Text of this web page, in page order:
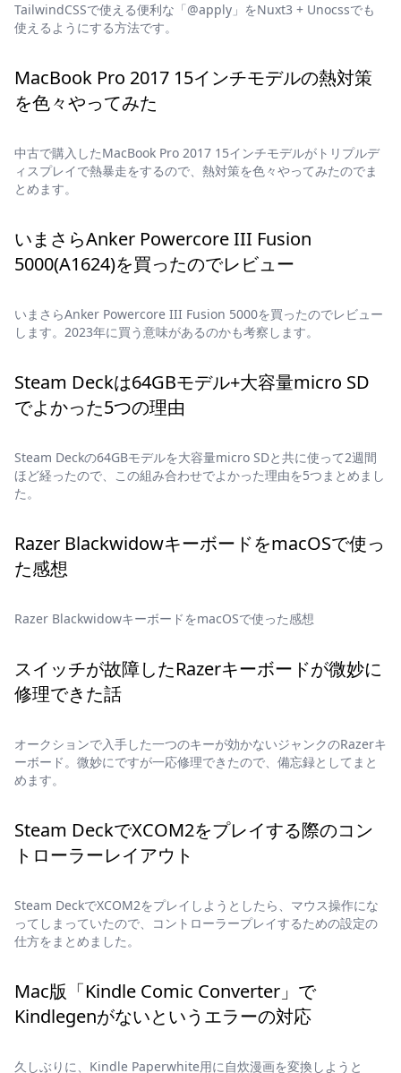
TailwindCSSで使える便利な「@apply」をNuxt3 + Unocssでも
使えるようにする方法です。
MacBook Pro 2017 15インチモデルの熱対策
を色々やってみた
中古で購入したMacBook Pro 2017 15インチモデルがトリプルデ
ィスプレイで熱暴走をするので、熱対策を色々やってみたのでま
とめます。
いまさらAnker Powercore III Fusion
5000(A1624)を買ったのでレビュー
いまさらAnker Powercore III Fusion 5000を買ったのでレビュー
します。2023年に買う意味があるのかも考察します。
Steam Deckは64GBモデル+大容量micro SD
でよかった5つの理由
Steam Deckの64GBモデルを大容量micro SDと共に使って2週間
ほど経ったので、この組み合わせでよかった理由を5つまとめまし
た。
Razer BlackwidowキーボードをmacOSで使っ
た感想
Razer BlackwidowキーボードをmacOSで使った感想
スイッチが故障したRazerキーボードが微妙に
修理できた話
オークションで入手した一つのキーが効かないジャンクのRazerキ
ーボード。微妙にですが一応修理できたので、備忘録としてまと
めます。
Steam DeckでXCOM2をプレイする際のコン
トローラーレイアウト
Steam DeckでXCOM2をプレイしようとしたら、マウス操作にな
ってしまっていたので、コントローラープレイするための設定の
仕方をまとめました。
Mac版「Kindle Comic Converter」で
Kindlegenがないというエラーの対応
久しぶりに、Kindle Paperwhite用に自炊漫画を変換しようと